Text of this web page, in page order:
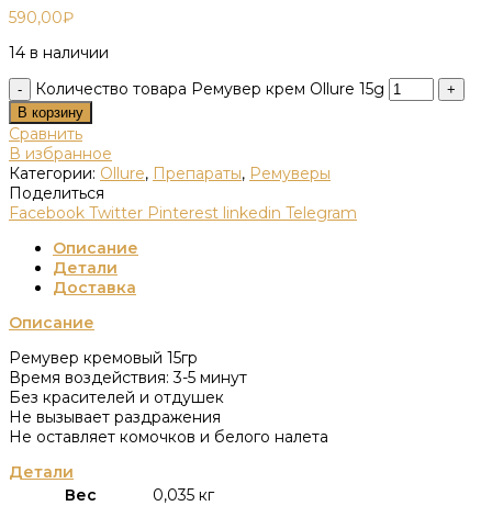
590,00₽
14 в наличии
Количество товара Ремувер крем Ollure 15g
В корзину
Сравнить
В избранное
Категории: Ollure, Препараты, Ремуверы
Поделиться
Facebook Twitter Pinterest linkedin Telegram
Описание
Детали
Доставка
Описание
Ремувер кремовый 15гр
Время воздействия: 3-5 минут
Без красителей и отдушек
Не вызывает раздражения
Не оставляет комочков и белого налета
Детали
Вес
0,035 кг